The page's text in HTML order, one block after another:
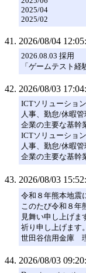
2025/04
2025/02
2026/08/04
2026.08.03 採用
「ゲームテスト
2026/08/03
ICTソリューション
人事、勤怠/休暇
企業の主要な基幹
ICTソリューション
人事、勤怠/休暇
企業の主要な基幹
2026/08/03
令和８年熊本地震
このたび令和８年
見舞い申し上げま
祈り申し上げます。
世田谷信用金庫
2026/08/03